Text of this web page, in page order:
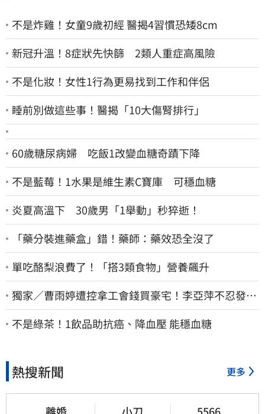
不是炸雞！女童9歲初經 醫揭4習慣恐矮8cm
新冠升溫！8症狀先快篩 2類人重症高風險
不是化妝！女性1行為更易找到工作和伴侶
睡前別做這些事！醫揭「10大傷腎排行」
60歲糖尿病婦 吃飯1改變血糖奇蹟下降
不是藍莓！1水果是維生素C寶庫 可穩血糖
炎夏高溫下 30歲男「1舉動」秒猝逝！
「藥分裝進藥盒」錯！藥師：藥效恐全沒了
單吃酪梨浪費了！「搭3類食物」營養飆升
獨家／曹雨婷遭控拿工會錢買豪宅！李亞萍不忍發
聲：余天管工會都貼錢
不是綠茶！1飲品助抗癌、降血壓 能穩血糖
熱搜新聞 更多